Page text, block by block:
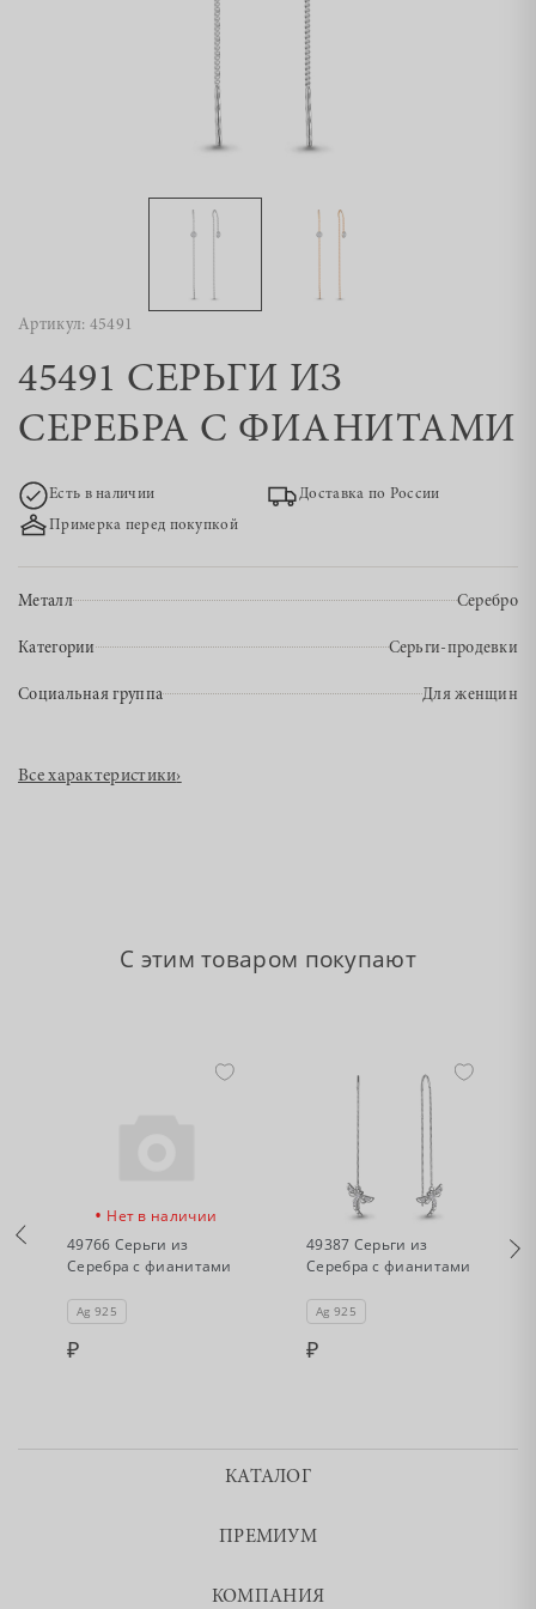
Артикул: 45491
45491 СЕРЬГИ ИЗ
СЕРЕБРА С ФИАНИТАМИ
Есть в наличии
Доставка по России
Примерка перед покупкой
Металл Серебро
Категории Серьги-продевки
Социальная группа Для женщин
Все характеристики›
С этим товаром покупают
• Нет в наличии
49766 Серьги из
Серебра с фианитами
Ag 925
Нет в наличии
49387 Серьги из
Серебра с фианитами
Ag 925
КАТАЛОГ
ПРЕМИУМ
КОМПАНИЯ